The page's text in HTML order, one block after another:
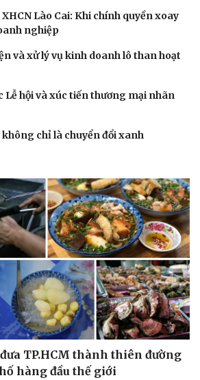
Lào Cai: Khi chính quyền xoay
nghiệp
và xử lý vụ kinh doanh lô than hoạt
Lễ hội và xúc tiến thương mại nhãn
chỉ là chuyển đổi xanh
TP.HCM thành thiên đường
hàng đầu thế giới